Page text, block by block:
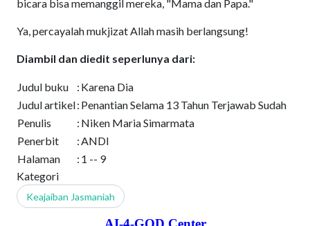
bicara bisa memanggil mereka, "Mama dan Papa."
Ya, percayalah mukjizat Allah masih berlangsung!
Diambil dan diedit seperlunya dari:
Judul buku : Karena Dia
Judul artikel: Penantian Selama 13 Tahun Terjawab Sudah
Penulis
: Niken Maria Simarmata
Penerbit
:ANDI
Halaman
: 1 -- 9
Kategori
Keajaiban Jasmaniah